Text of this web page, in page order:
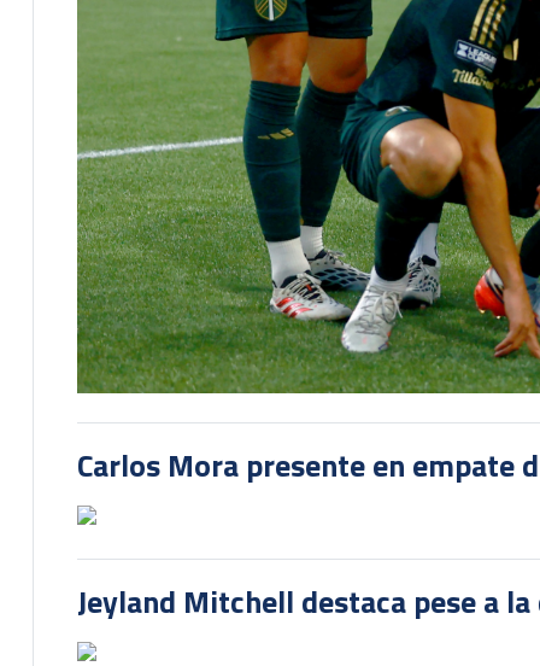
Carlos Mora presente en empate
Jeyland Mitchell destaca pese a